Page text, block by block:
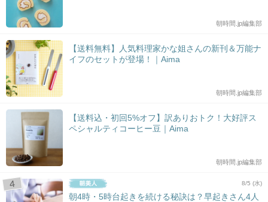
朝時間.jp編集部
【送料無料】人気料理家かな姐さんの新刊＆万能ナ
イフのセットが登場！｜Aima
朝時間.jp編集部
【送料込・初回5%オフ】訳ありおトク！大好評ス
ペシャルティコーヒー豆｜Aima
朝時間.jp編集部
8/5 (水)
朝4時・5時台起きを続ける秘訣は？早起きさん4人